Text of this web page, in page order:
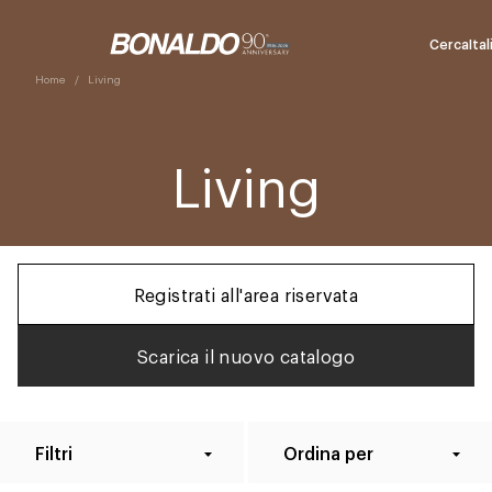
Cerca
Home Living
Living
Registrati all'area riservata
Scarica il nuovo catalogo
Filtri Ordina per